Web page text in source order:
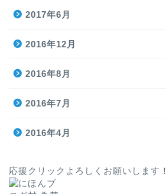
2017年6月
2016年12月
2016年8月
2016年7月
2016年4月
応援クリックよろしくお願いします！